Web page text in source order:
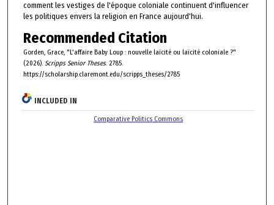
comment les vestiges de l'époque coloniale continuent d'influencer
les politiques envers la religion en France aujourd'hui.
Recommended Citation
Gorden, Grace, "L'affaire Baby Loup : nouvelle laïcité ou laïcité coloniale ?"
(2026). Scripps Senior Theses. 2785.
https://scholarship.claremont.edu/scripps_theses/2785
INCLUDED IN
Comparative Politics Commons